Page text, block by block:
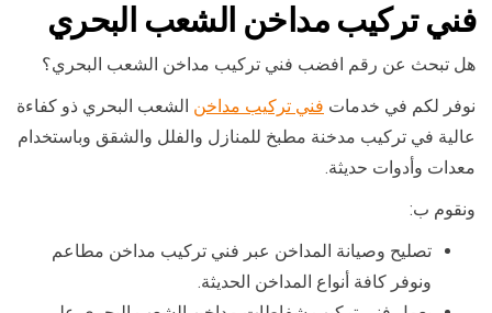
فني تركيب مداخن الشعب البحري
هل تبحث عن رقم افضب فني تركيب مداخن الشعب البحري؟
نوفر لكم في خدمات فني تركيب مداخن الشعب البحري ذو كفاءة
عالية في تركيب مدخنة مطبخ للمنازل والفلل والشقق وباستخدام
معدات وأدوات حديثة.
ونقوم ب:
تصليح وصيانة المداخن عبر فني تركيب مداخن مطاعم
ونوفر كافة أنواع المداخن الحديثة.